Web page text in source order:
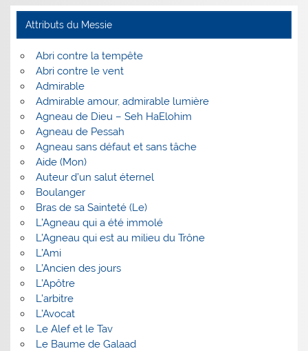
Attributs du Messie
Abri contre la tempête
Abri contre le vent
Admirable
Admirable amour, admirable lumière
Agneau de Dieu – Seh HaElohim
Agneau de Pessah
Agneau sans défaut et sans tâche
Aide (Mon)
Auteur d’un salut éternel
Boulanger
Bras de sa Sainteté (Le)
L’Agneau qui a été immolé
L’Agneau qui est au milieu du Trône
L’Ami
L’Ancien des jours
L’Apôtre
L’arbitre
L’Avocat
Le Alef et le Tav
Le Baume de Galaad